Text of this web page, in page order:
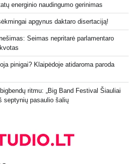
energinio naudingumo gerinimas
apgynus daktaro disertaciją!
Seimas nepritarė parlamentaro
pinigai? Klaipėdoje atidaroma paroda
ritmu: „Big Band Festival Šiauliai
septynių pasaulio šalių